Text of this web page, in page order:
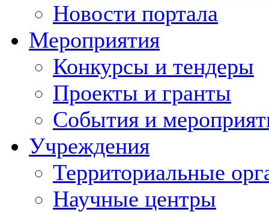
Новости портала
Мероприятия
Конкурсы и тендеры
Проекты и гранты
События и
Учреждения
Территориальные
Научные центры